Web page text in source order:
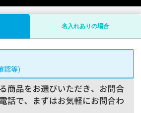
名入れありの場合